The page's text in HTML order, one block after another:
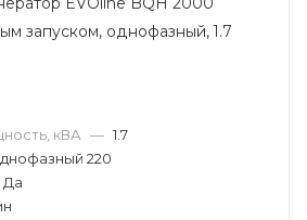
запуском, однофазный, 1.7
кВА — 1.7
220
Да